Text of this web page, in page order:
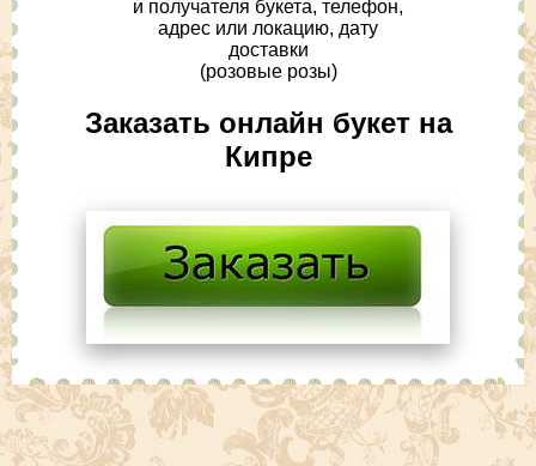
и получателя букета, телефон,
адрес или локацию, дату
доставки
(розовые розы)
Заказать онлайн букет на
Кипре